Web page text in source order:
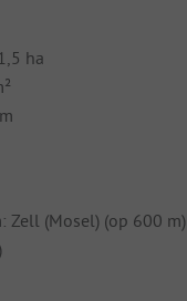
ha
Zell (Mosel) (op 600 m)